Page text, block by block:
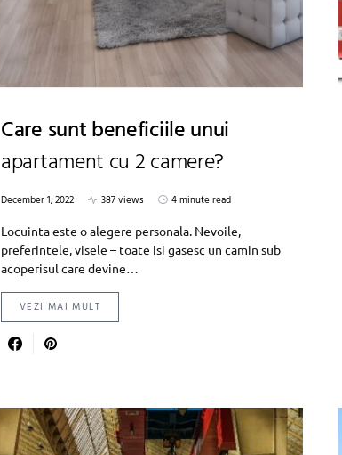
Care sunt beneficiile unui
apartament cu 2 camere?
December 1, 2022 387 views
4 minute read
Locuinta este o alegere personala. Nevoile,
preferintele, visele – toate isi gasesc un camin sub
acoperisul care devine…
VEZI MAI MULT